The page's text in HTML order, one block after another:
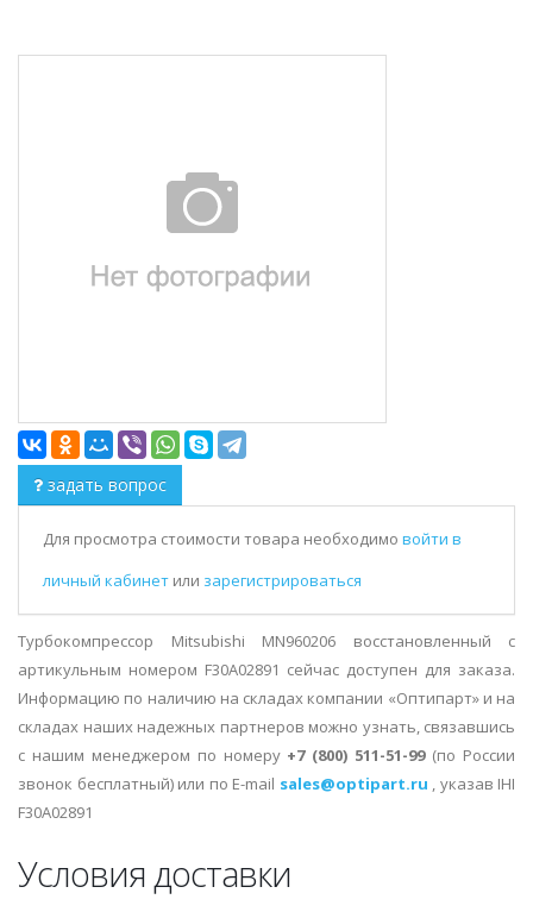
задать вопрос
Для просмотра стоимости товара необходимо войти в
личный кабинет или зарегистрироваться
Турбокомпрессор Mitsubishi MN960206 восстановленный с
артикульным номером F30A02891 сейчас доступен для заказа.
Информацию по наличию на складах компании «Оптипарт» и на
складах наших надежных партнеров можно узнать, связавшись
с нашим менеджером по номеру +7 (800) 511-51-99(по России
звонок бесплатный) или по E-mail sales@optipart.ru , указав IHI
F30A02891
Условия доставки